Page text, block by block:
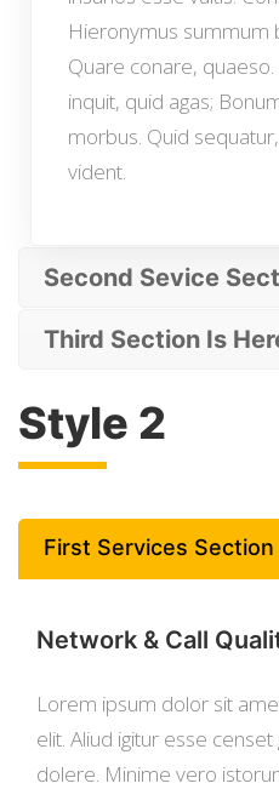
Hieronymus summum
Quare conare,
inquit, quid agas;
morbus. Quid
vident.
Second Sevice
Third Section Is
Style 2
First Services Section
Network & Call
Lorem ipsum dolor sit
elit. Aliud igitur esse
dolere. Minime vero